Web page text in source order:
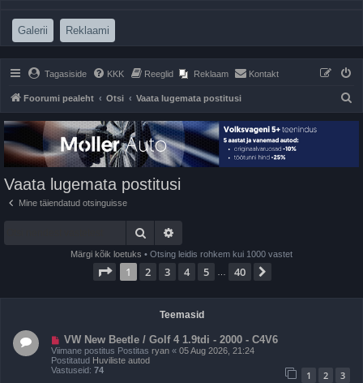
Galerii (Opens a new tab)
Reklaami
Tagasiside KKK Reeglid Reklaam Kontakt
Foorumi pealeht Otsi Vaata lugemata postitusi
Vaata lugemata postitusi
Mine täiendatud otsinguisse
Otsi
Märgi kõik loetuks • Otsing leidis rohkem kui 1000 vastet
. leht40 -st
1 2 3 4 5 40
Teemasid
U
u
s
p
o
VW New Beetle / Golf 4 1.9tdi - 2000 - C4V6
Viimane postitus Postitas ryan « 05 Aug 2026, 21:24
Postitatud Huviliste autod
Vastuseid: 74 1 2 3